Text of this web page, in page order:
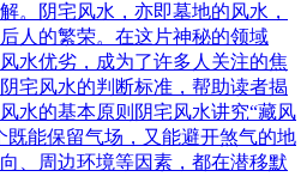
。阴宅风水，亦即墓地的风水，
人的繁荣。在这片神秘的领域
水优劣，成为了许多人关注的焦
宅风水的判断标准，帮助读者揭
水的基本原则阴宅风水讲究“藏风
既能保留气场，又能避开煞气的地
、周边环境等因素，都在潜移默